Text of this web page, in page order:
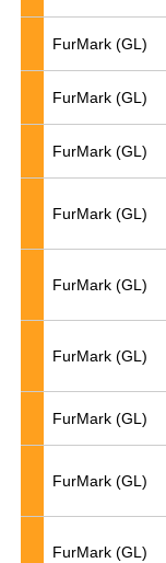
FurMark (GL)
FurMark (GL)
FurMark (GL)
FurMark (GL)
FurMark (GL)
FurMark (GL)
FurMark (GL)
FurMark (GL)
FurMark (GL)